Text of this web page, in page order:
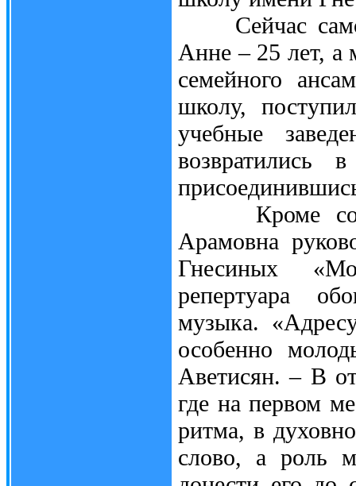
Сейчас
Анне – 25 лет, а
семейного
школу,
учебные
возвратились
Кроме
Арамовна
Гнесиных
репертуара
музыка.
особенно
Аветисян. – В
где на первом
ритма, в
слово, а роль